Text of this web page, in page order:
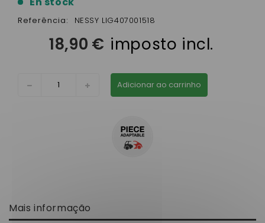
Referência: NESSY LIG407001518
18,90 € imposto incl.
Adicionar ao carrinho
Mais informação